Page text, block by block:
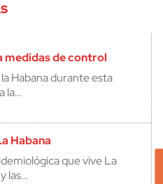
medidas de control
Habana durante esta
la…
Habana
que vive La
las…